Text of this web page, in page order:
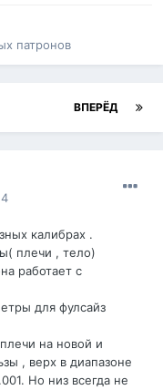
патронов
ВПЕРЁД
калибрах .
плечи , тело)
работает с
для фулсайз
на новой и
, верх в диапазоне
Но низ всегда не